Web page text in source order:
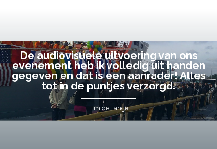
De audiovisuele uitvoering van ons
evenement heb ik volledig uit handen
gegeven en dat is een aanrader! Alles
tot in de puntjes verzorgd.
Tim de Lange